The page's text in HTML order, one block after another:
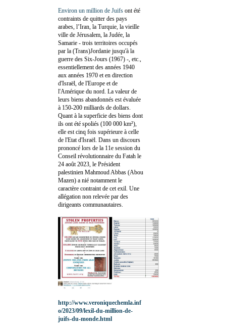
Environ un million de Juifs ont été
contraints de quitter des pays
arabes, l’Iran, la Turquie, la vieille
ville de Jérusalem, la Judée, la
Samarie - trois territoires occupés
par la (Trans)Jordanie jusqu'à la
guerre des Six-Jours (1967) -, etc.,
essentiellement des années 1940
aux années 1970 et en direction
d'Israël, de l'Europe et de
l'Amérique du nord. La valeur de
leurs biens abandonnés est évaluée
à 150-200 milliards de dollars.
Quant à la superficie des biens dont
ils ont été spoliés (100 000 km²),
elle est cinq fois supérieure à celle
de l'Etat d'Israël. Dans un discours
prononcé lors de la 11e session du
Conseil révolutionnaire du Fatah le
24 août 2023, le Président
palestinien Mahmoud Abbas (Abou
Mazen) a nié notamment le
caractère contraint de cet exil. Une
allégation non relevée par des
dirigeants communautaires.
http://www.veroniquechemla.inf
o/2023/09/lexil-du-million-de-
juifs-du-monde.html